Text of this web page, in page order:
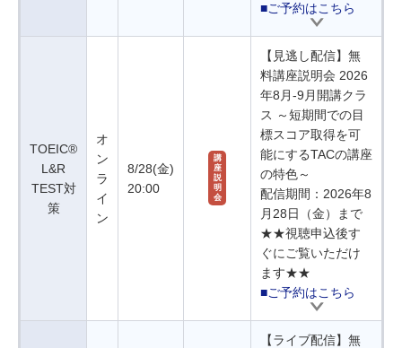
■ご予約はこちら
TOEIC®
L&R
TEST対
策
オ
ン
ラ
イ
ン
8/28(金)
20:00
講
座
説
明
会
【見逃し配信】無
料講座説明会 2026
年8月-9月開講クラ
ス ～短期間での目
標スコア取得を可
能にするTACの講座
の特色～
配信期間：2026年8
月28日（金）まで
★★視聴申込後す
ぐにご覧いただけ
ます★★
■ご予約はこちら
【ライブ配信】無